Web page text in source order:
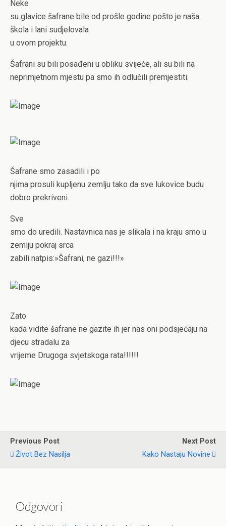
Neke
su glavice šafrane bile od prošle godine pošto je naša
škola i lani sudjelovala
u ovom projektu.
Šafrani su bili posađeni u obliku svijeće, ali su bili na
neprimjetnom mjestu pa smo ih odlučili premjestiti.
Šafrane smo zasadili i po
njima prosuli kupljenu zemlju tako da sve lukovice budu
dobro prekriveni.
Sve
smo do uredili. Nastavnica nas je slikala i na kraju smo u
zemlju pokraj srca
zabili natpis:»Šafrani, ne gazi!!!»
Zato
kada vidite šafrane ne gazite ih jer nas oni podsjećaju na
djecu stradalu za
vrijeme Drugoga svjetskoga rata!!!!!!
Previous Post
Život Bez Nasilja
Next Post
Kako Nastaju Novine
Odgovori